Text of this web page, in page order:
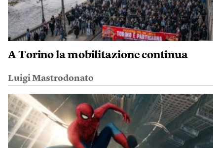
A Torino la mobilitazione continua
Luigi Mastrodonato